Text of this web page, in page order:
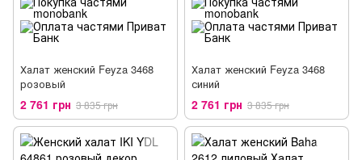
Халат женский Feyza 3468
розовый
2 761 грн 3 835 грн
Халат женский Feyza 3468
синий
2 761 грн 3 835 грн